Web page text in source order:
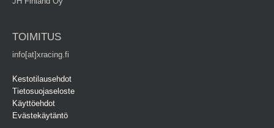
TOIMITUS
info[at]xracing.fi
Kestotilausehdot
Tietosuojaseloste
Käyttöehdot
Evästekäytäntö